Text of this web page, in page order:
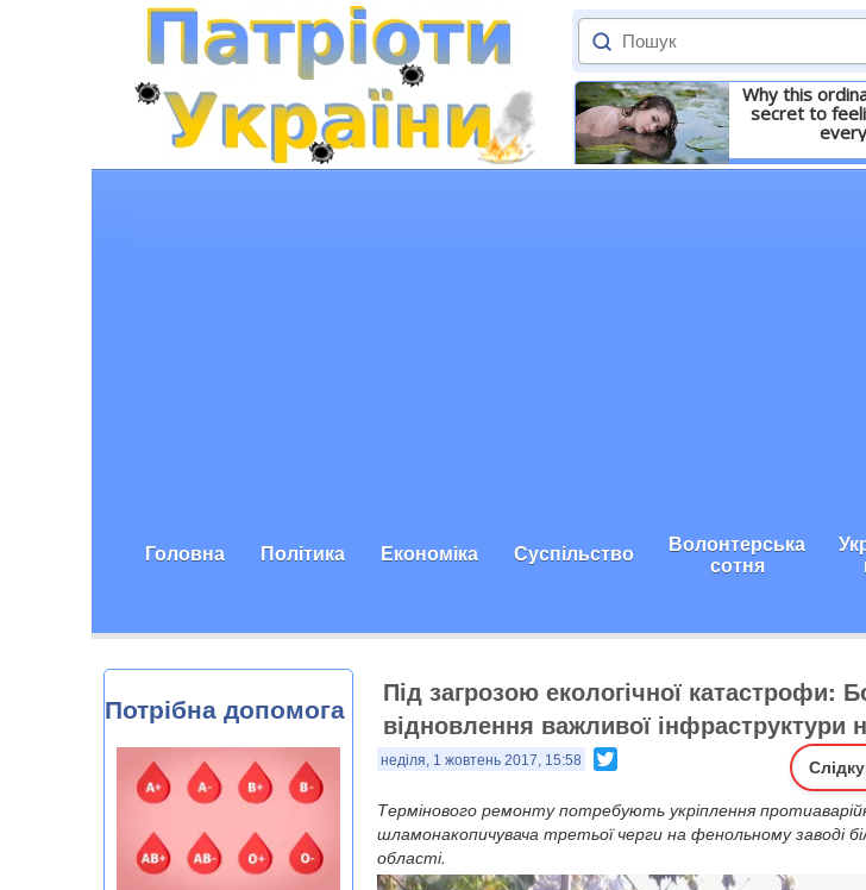
Why this
secret to
Головна Політика Економіка Суспільство Волонтерська
сотня
Потрібна допомога
Під загрозою екологічної катастрофи:
відновлення важливої інфраструктури
неділя, 1 жовтень 2017, 15:58
Термінового ремонту потребують укріплення
шламонакопичувача третьої черги на фенольному заводі
області.